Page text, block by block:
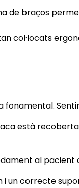
de braços
col·locats
està
al
un correcte